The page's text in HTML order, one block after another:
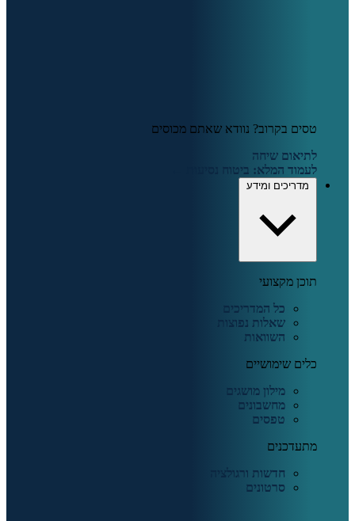
טסים בקרוב? נוודא שאתם מכוסים
לתיאום שיחה
לעמוד המלא: ביטוח נסיעות ←
מדריכים ומידע
תוכן מקצועי
כל המדריכים
שאלות נפוצות
השוואות
כלים שימושיים
מילון מושגים
מחשבונים
טפסים
מתעדכנים
חדשות ורגולציה
סרטונים